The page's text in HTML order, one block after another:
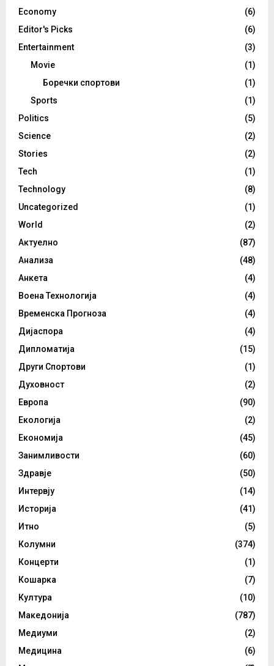
Economy
(6)
Editor's Picks
(6)
Entertainment
(3)
Movie
(1)
Боречки спортови
(1)
Sports
(1)
Politics
(5)
Science
(2)
Stories
(2)
Tech
(1)
Technology
(8)
Uncategorized
(1)
World
(2)
Актуелно
(87)
Анализа
(48)
Анкета
(4)
Воена Технологија
(4)
Временска Прогноза
(4)
Дијаспора
(4)
Дипломатија
(15)
Други Спортови
(1)
Духовност
(2)
Европа
(90)
Екологија
(2)
Економија
(45)
Занимливости
(60)
Здравје
(50)
Интервју
(14)
Историја
(41)
Итно
(5)
Колумни
(374)
Концерти
(1)
Кошарка
(7)
Култура
(10)
Македонија
(787)
Медиуми
(2)
Медицина
(6)